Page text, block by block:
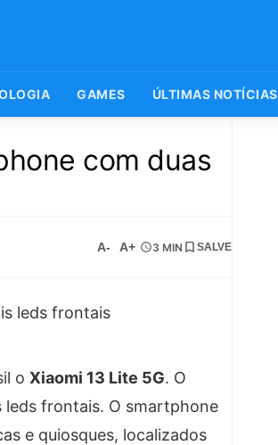
GAMES ÚLTIMAS NOTÍCIAS
com duas
A- A+ 3 MIN SALVE
o Xiaomi 13 Lite 5G. O
leds frontais. O smartphone
e quiosques, localizados